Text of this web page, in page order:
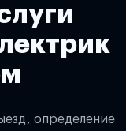
определение